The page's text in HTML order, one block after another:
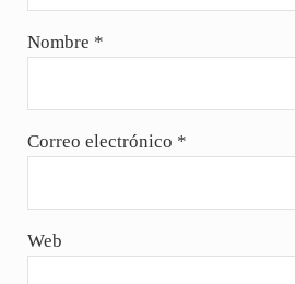
Nombre *
Correo electrónico *
Web